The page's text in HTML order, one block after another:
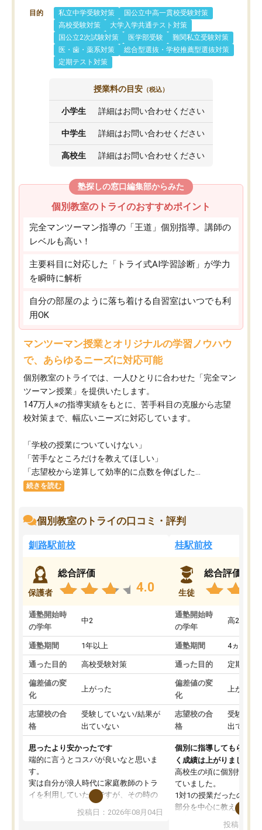
目的 私立中学受験対策
国公立中高一貫校受験対策
高校受験対策
大学入学共通テスト対策
国公立2次試験対策
医学部受験
難関私立受験対策
医・歯・薬系対策
総合型選抜・学校推薦型選抜対策
定期テスト対策
授業料の目安 （税込）
小学生 詳細はお問い合わせください
中学生 詳細はお問い合わせください
高校生 詳細はお問い合わせください
塾探しの窓口編集部からみた
個別教室のトライのおすすめポイント
完全マンツーマン指導の「王道」個別指導。講師の
レベルも高い！
主要科目に対応した「トライ式AI学習診断」が学力
を瞬時に解析
自分の部屋のように落ち着ける自習室はいつでも利
用OK
マンツーマン授業とオリジナルの学習ノウハウ
で、あらゆるニーズに対応可能
個別教室のトライでは、一人ひとりに合わせた「完全マン
ツーマン授業」を提供いたします。​
147万人※の指導実績をもとに、苦手科目の克服から志望
校対策まで、幅広いニーズに対応しています。​
「学校の授業についていけない」​
「苦手なところだけを教えてほしい」​
「志望校から逆算して効率的に点数を伸ばした...
続きを読む
個別教室のトライの口コミ・評判
釧路駅前校
保護者
総合評価
4.0
通塾開始時
の学年
中2
通塾期間 1年以上
通った目的 高校受験対策
偏差値の変
化
上がった
志望校の合
格
受験していない/結果が
出ていない
思ったより安かったです
端的に言うとコスパが良いなと思いま
す。
実は自分が浪人時代に家庭教師のトラ
イを利用していたのですが、その時の
月謝がとても高くトライに良いイメー
ジがありませんでした。
投稿日：2026年08月04日
桂駅前校
生徒
総合評価
通塾開始時
の学年
高2
通塾期間 4ヵ月～1
通った目的 定期テス
偏差値の変
化
上がった
志望校の合
格
受験して
出ていな
個別に指導してもらえる
く成績は上がりました。
高校生の頃に個別指導の
ていました。
1対1の授業だったので、
部分を中心に教えてもら
投稿日：